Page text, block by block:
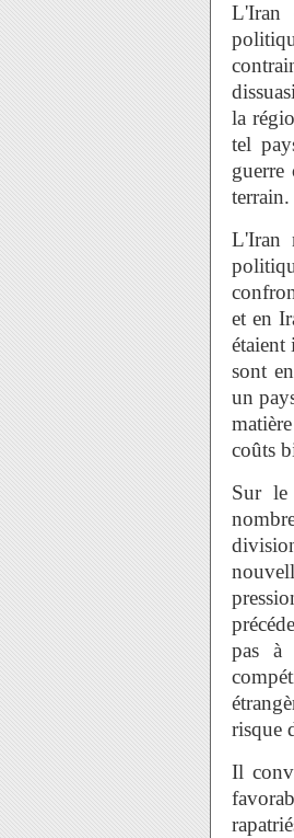
L'Iran
la
tel
guerre
terrain.
L'Iran
et en
étaient
sont
un
coûts
Sur le
pas à
risque
Il